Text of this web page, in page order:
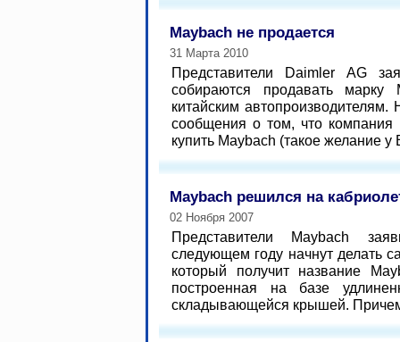
Maybach не продается
31 Марта 2010
Представители Daimler AG
собираются продавать марку
китайским
сообщения о том, что
купить Maybach (такое желание
Maybach решился на
02 Ноября 2007
Представители Maybach
следующем году начнут делать
который получит название
построенная на базе
складывающейся крышей.